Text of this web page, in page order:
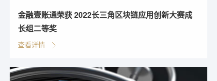
金融壹账通荣获 2022长三角区块链应用创新大赛成
长组二等奖
查看详情